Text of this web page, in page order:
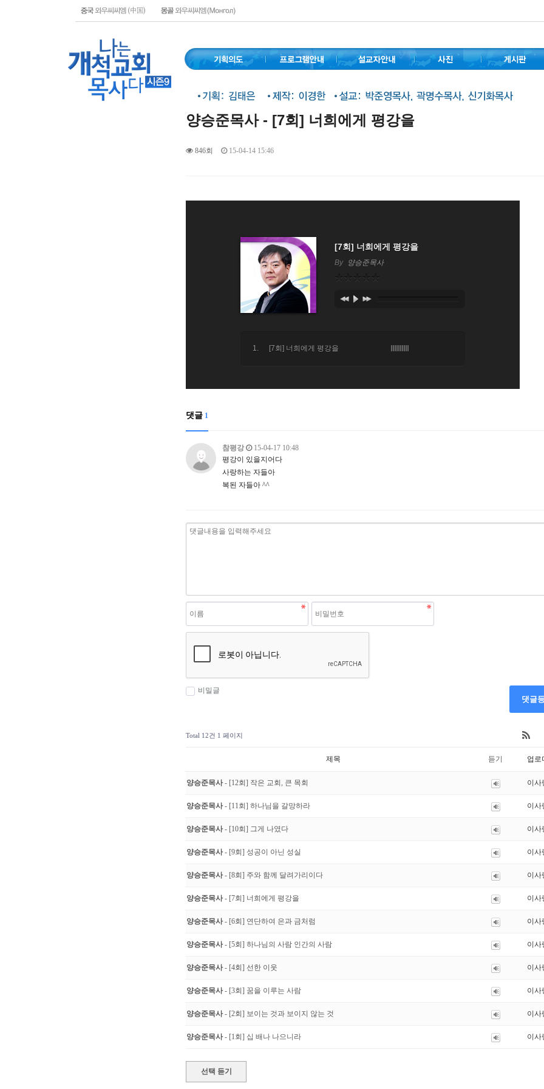
양승준목사 - [7회] 너희에게 평강을
846회 15-04-14 15:46
댓글 1
참평강
15-04-17 10:48
평강이 있을지어다
사랑하는 자들아
복된 자들아 ^^
비밀글
댓글
Total 12건 1 페이지
제목 듣기 업로
양승준목사- [12회] 작은 교회, 큰 목회 이사
양승준목사- [11회] 하나님을 갈망하라 이사
양승준목사- [10회] 그게 나였다 이사
양승준목사- [9회] 성공이 아닌 성실 이사
양승준목사- [8회] 주와 함께 달려가리이다 이사
양승준목사- [7회] 너희에게 평강을 이사
양승준목사- [6회] 연단하여 은과 금처럼 이사
양승준목사- [5회] 하나님의 사람 인간의 사람 이사
양승준목사- [4회] 선한 이웃 이사
양승준목사- [3회] 꿈을 이루는 사람 이사
양승준목사- [2회] 보이는 것과 보이지 않는 것 이사
양승준목사- [1회] 십 배나 나으니라 이사
선택 듣기